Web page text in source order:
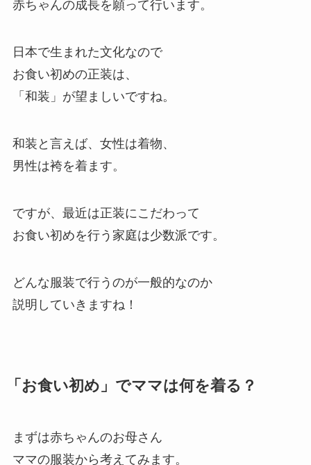
赤ちゃんの成長を願って行います。
日本で生まれた文化なので
お食い初めの正装は、
「和装」が望ましいですね。
和装と言えば、女性は着物、
男性は袴を着ます。
ですが、最近は正装にこだわって
お食い初めを行う家庭は少数派です。
どんな服装で行うのが一般的なのか
説明していきますね！
「お食い初め」でママは何を着る？
まずは赤ちゃんのお母さん
ママの服装から考えてみます。